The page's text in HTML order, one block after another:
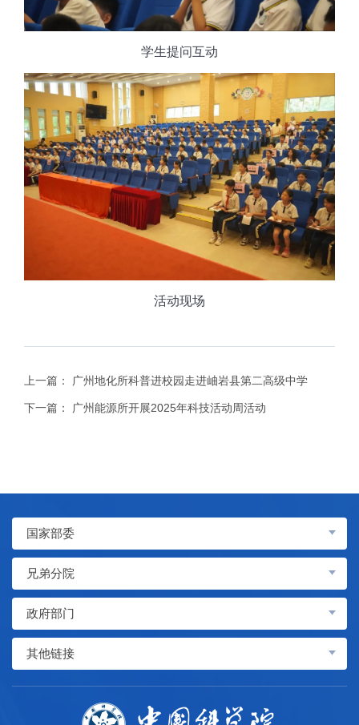
学生提问互动
活动现场
上一篇： 广州地化所科普进校园走进岫岩县第二高级中学
下一篇： 广州能源所开展2025年科技活动周活动
国家部委
兄弟分院
政府部门
其他链接